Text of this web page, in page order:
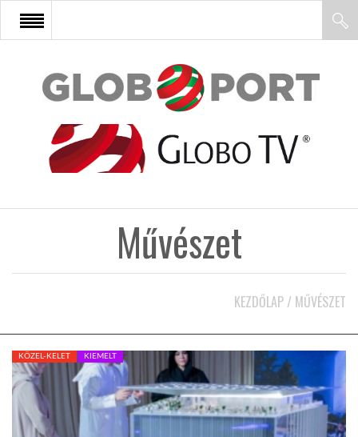
FŐOLDAL
AFRIKA
KÖZEL-KELET
Művészet
KEZDŐLAP / MŰVÉSZET
KÖZEL-KELET KIEMELT